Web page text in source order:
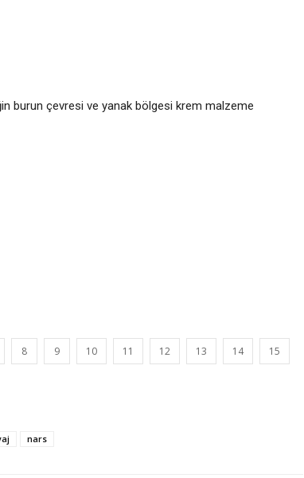
burun çevresi ve yanak bölgesi krem malzeme
8 9 10 11 12 13 14 15
nars